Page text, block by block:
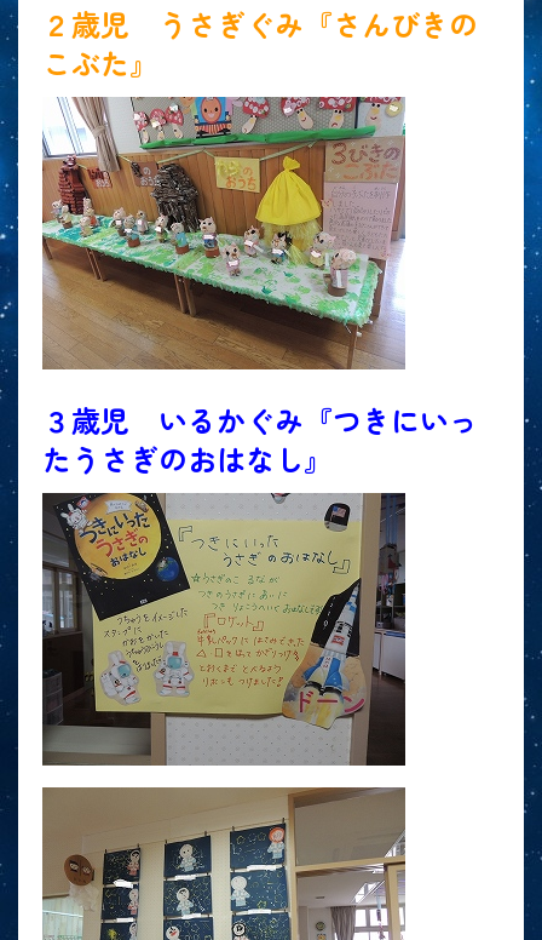
２歳児 うさぎぐみ『さんびきの
こぶた』
３歳児 いるかぐみ『つきにいっ
たうさぎのおはなし』